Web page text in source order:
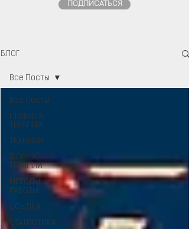
ПОДПИСАТЬСЯ
БЛОГ
Все Посты
ПРАВИЛА
ТЕРАПИИ
ТЕХНИКИ
ФОРМАТЫ
ТЕРАПИИ
МЕТОДЫ
РАБОТЫ
ССЫЛКА
СТАТИСТИКА
Все Посты